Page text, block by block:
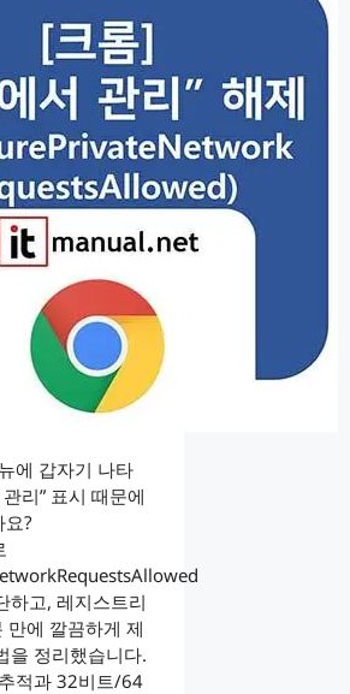
에 갑자기 나타
리” 표시 때문에
?
하고, 레지스트리
만에 깔끔하게 제
을 정리했습니다.
적과 32비트/64